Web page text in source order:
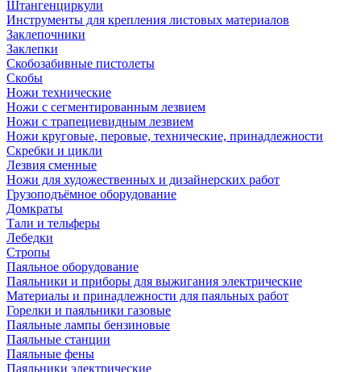
Штангенциркули
Инструменты для крепления листовых материалов
Заклепочники
Заклепки
Скобозабивные пистолеты
Скобы
Ножи технические
Ножи с сегментированным лезвием
Ножи с трапециевидным лезвием
Ножи круговые, перовые, технические, принадлежности
Скребки и цикли
Лезвия сменные
Ножи для художественных и дизайнерских работ
Грузоподъёмное оборудование
Домкраты
Тали и тельферы
Лебедки
Стропы
Паяльное оборудование
Паяльники и приборы для выжигания электрические
Материалы и принадлежности для паяльных работ
Горелки и паяльники газовые
Паяльные лампы бензиновые
Паяльные станции
Паяльные фены
Паяльники электрические